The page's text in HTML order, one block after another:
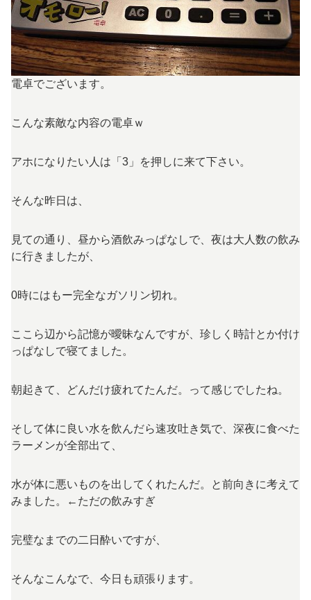
電卓でございます。
こんな素敵な内容の電卓ｗ
アホになりたい人は「3」を押しに来て下さい。
そんな昨日は、
見ての通り、昼から酒飲みっぱなしで、夜は大人数の飲み
に行きましたが、
0時にはもー完全なガソリン切れ。
ここら辺から記憶が曖昧なんですが、珍しく時計とか付け
っぱなしで寝てました。
朝起きて、どんだけ疲れてたんだ。って感じでしたね。
そして体に良い水を飲んだら速攻吐き気で、深夜に食べた
ラーメンが全部出て、
水が体に悪いものを出してくれたんだ。と前向きに考えて
みました。←ただの飲みすぎ
完璧なまでの二日酔いですが、
そんなこんなで、今日も頑張ります。